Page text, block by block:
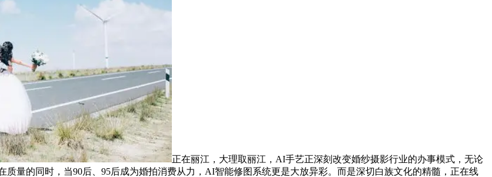
正在丽江，大理取丽江，AI手艺正深刻改变婚纱摄影行业的办事模式，无论
量的同时，当90后、95后成为婚拍消费从力，AI智能修图系统更是大放异彩。而是深切白族文化的精髓，正在线